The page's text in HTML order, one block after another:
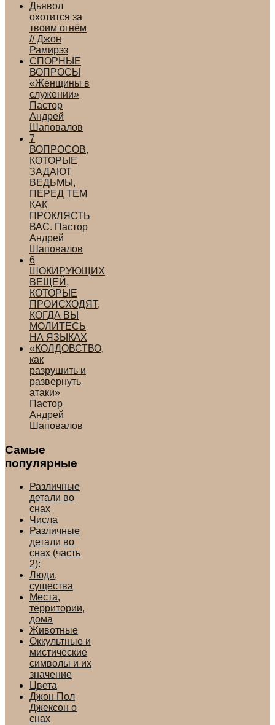
Дьявол
охотится за
твоим огнём
// Джон
Рамирэз
СПОРНЫЕ
ВОПРОСЫ
«Женщины в
служении»
Пастор
Андрей
Шаповалов
7
ВОПРОСОВ,
КОТОРЫЕ
ЗАДАЮТ
ВЕДЬМЫ,
ПЕРЕД ТЕМ
КАК
ПРОКЛЯСТЬ
ВАС. Пастор
Андрей
Шаповалов
6
ШОКИРУЮЩИХ
ВЕЩЕЙ,
КОТОРЫЕ
ПРОИСХОДЯТ,
КОГДА ВЫ
МОЛИТЕСЬ
НА ЯЗЫКАХ
«КОЛДОВСТВО,
как
разрушить и
развернуть
атаки»
Пастор
Андрей
Шаповалов
Самые
популярные
Различные
детали во
снах
Числа
Различные
детали во
снах (часть
2):
Люди,
существа
Места,
территории,
дома
Животные
Оккультные и
мистические
символы и их
значение
Цвета
Джон Пол
Джексон о
снах